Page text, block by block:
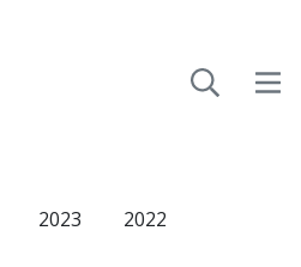
2023 2022